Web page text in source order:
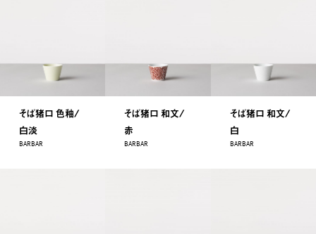
そば猪口 色釉/
白淡
BARBAR
そば猪口 和文/
赤
BARBAR
そば猪口 和文/
白
BARBAR